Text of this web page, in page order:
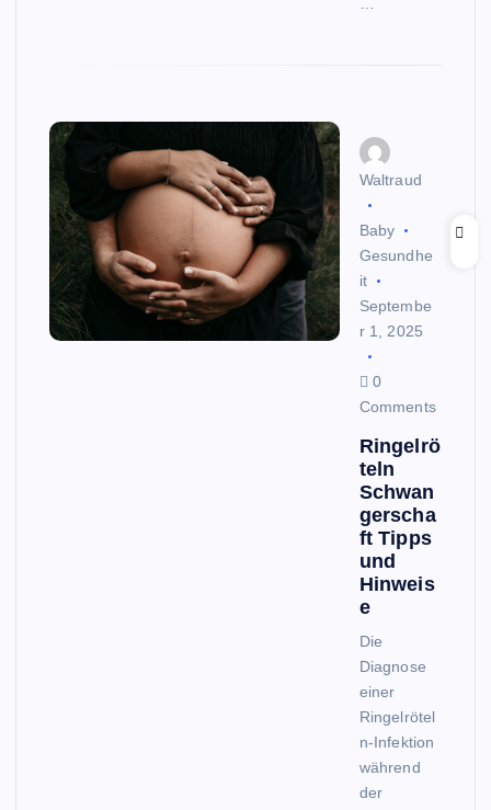
Waltraud
Baby
Gesundhe
it
Septembe
r 1, 2025
0
Comments
Ringelrö
teln
Schwan
gerscha
ft Tipps
und
Hinweis
e
Die
Diagnose
einer
Ringelrötel
n-Infektion
während
der